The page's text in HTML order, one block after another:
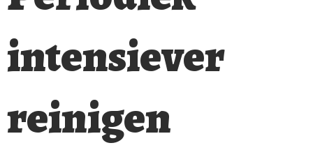
intensiever
reinigen